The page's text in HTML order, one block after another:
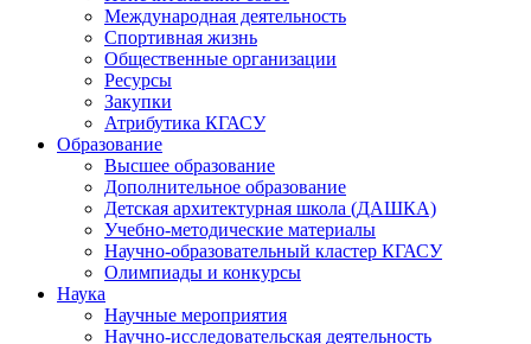
Международная деятельность
Спортивная жизнь
Общественные организации
Ресурсы
Закупки
Атрибутика КГАСУ
Образование
Высшее образование
Дополнительное образование
Детская архитектурная школа (ДАШКА)
Учебно-методические материалы
Научно-образовательный кластер КГАСУ
Олимпиады и конкурсы
Наука
Научные мероприятия
Научно-исследовательская деятельность